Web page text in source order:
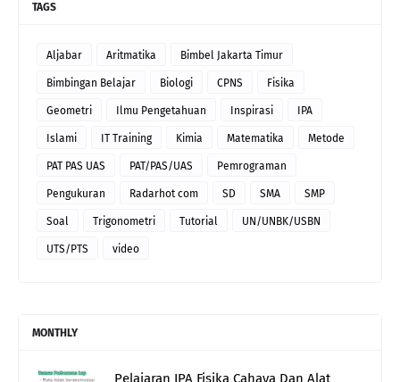
TAGS
Aljabar Aritmatika Bimbel Jakarta Timur
Bimbingan Belajar Biologi CPNS Fisika
Geometri Ilmu Pengetahuan Inspirasi IPA
Islami IT Training Kimia Matematika Metode
PAT PAS UAS PAT/PAS/UAS Pemrograman
Pengukuran Radarhot com SD SMA SMP
Soal Trigonometri Tutorial UN/UNBK/USBN
UTS/PTS video
MONTHLY
Pelajaran IPA Fisika Cahaya Dan Alat